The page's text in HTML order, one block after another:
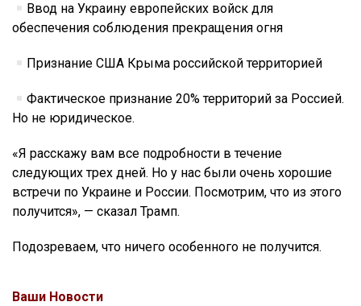
Ввод на Украину европейских войск для
обеспечения соблюдения прекращения огня
Признание США Крыма российской территорией
Фактическое признание 20% территорий за Россией.
Но не юридическое.
«Я расскажу вам все подробности в течение
следующих трех дней. Но у нас были очень хорошие
встречи по Украине и России. Посмотрим, что из этого
получится», — сказал Трамп.
Подозреваем, что ничего особенного не получится.
Ваши Новости